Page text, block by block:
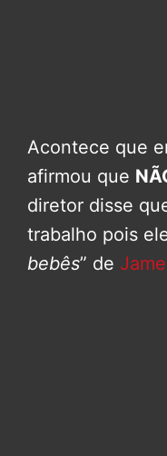
Acontece que
afirmou que
diretor disse
trabalho pois
bebês” de